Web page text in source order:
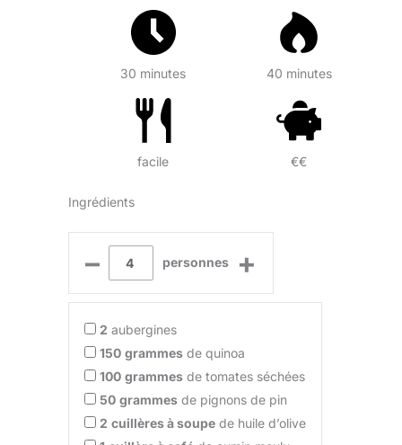
30 minutes 40 minutes
facile €€
Ingrédients
– personnes +
2 aubergines
150 grammes de quinoa
100 grammes de tomates séchées
50 grammes de pignons de pin
2 cuillères à soupe de huile d’olive